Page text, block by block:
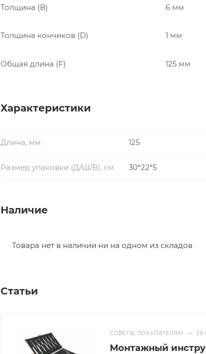
Толщина (B) 6 мм
Толщина кончиков (D) 1 мм
Общая длина (F) 125 мм
Характеристики
Длина, мм 125
Размер упаковки (Д/Ш/В), см 30*22*5
Наличие
Товара нет в наличии ни на одном из складов
Статьи
СОВЕТЫ ПОКУПАТЕЛЯМ —
Монтажный